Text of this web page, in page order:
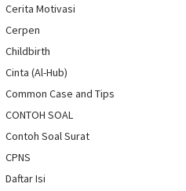
Cerita Motivasi
Cerpen
Childbirth
Cinta (Al-Hub)
Common Case and Tips
CONTOH SOAL
Contoh Soal Surat
CPNS
Daftar Isi